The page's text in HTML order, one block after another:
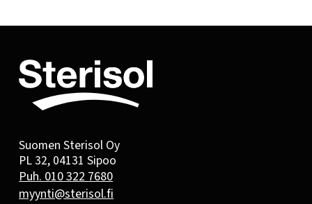
Suomen Sterisol Oy
PL 32, 04131 Sipoo
Puh. 010 322 7680
myynti@sterisol.fi